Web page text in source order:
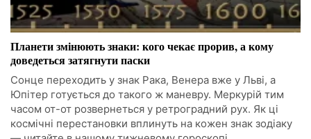
Планети змінюють знаки: кого чекає прорив, а кому
доведеться затягнути паски
Сонце переходить у знак Рака, Венера вже у Льві, а
Юпітер готується до такого ж маневру. Меркурій тим
часом от-от розвернеться у ретроградний рух. Як ці
космічні перестановки вплинуть на кожен знак зодіаку